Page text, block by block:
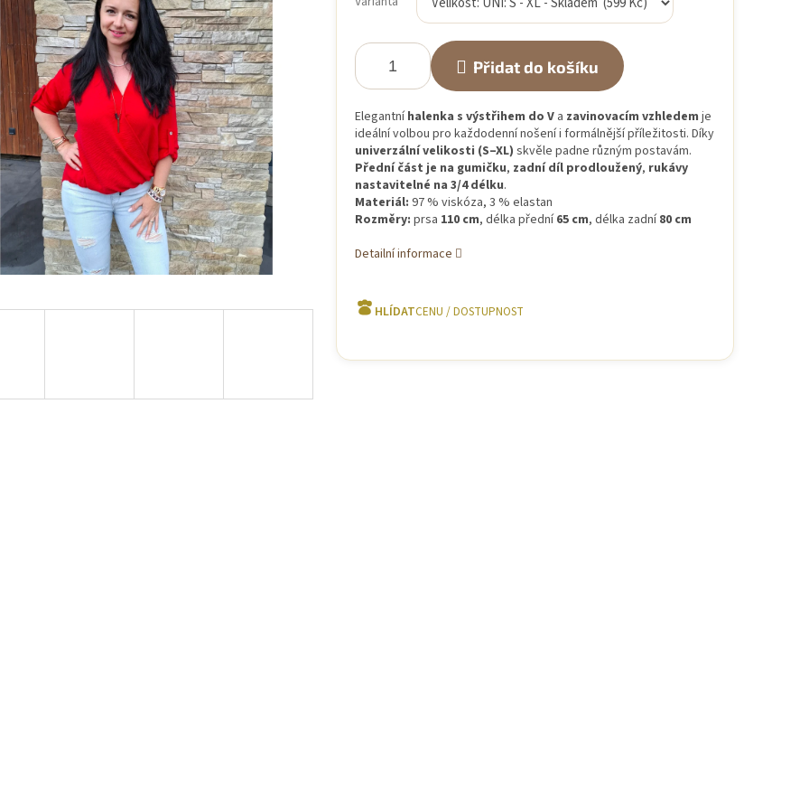
Přidat do košíku
Elegantníhalenka s výstřihem do Va zavinovacím vzhledem je
ideální volbou pro každodenní nošení i formálnější příležitosti. Díky
univerzální velikosti (S–XL) skvěle padne různým postavám.
Přední část je na gumičku, zadní díl prodloužený, rukávy
nastavitelné na 3/4 délku.
Materiál: 97 % viskóza, 3 % elastan
Rozměry: prsa 110 cm, délka přední65 cm, délka zadní80 cm
Detailní informace
HLÍDAT